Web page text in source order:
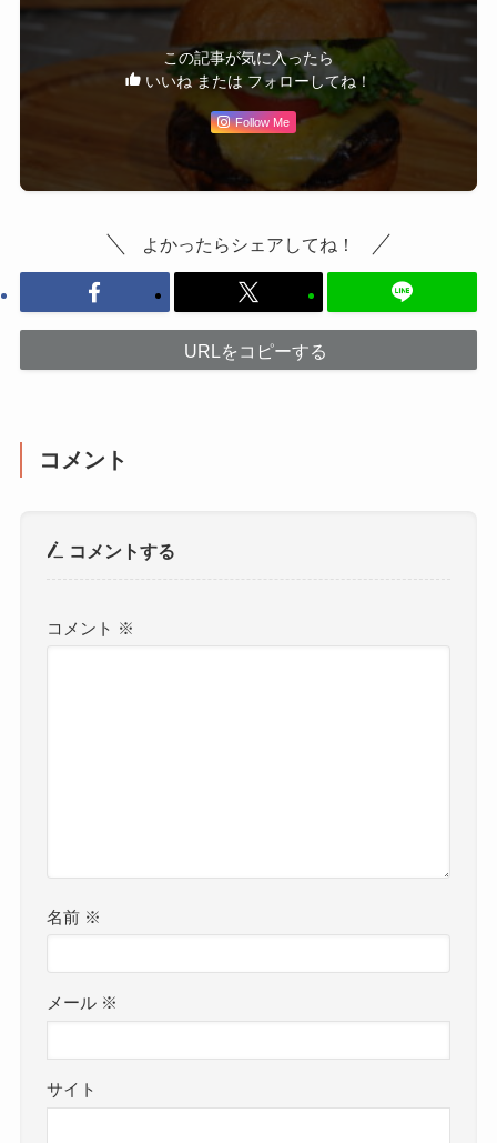
この記事が気に入ったら
いいね または フォローしてね！
Follow Me
よかったらシェアしてね！
URLをコピーする
コメント
コメントする
コメント ※
名前 ※
メール ※
サイト